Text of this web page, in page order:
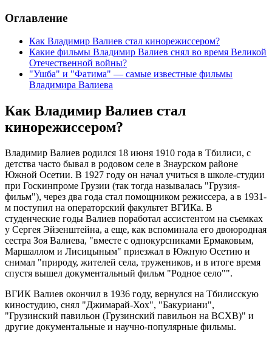
Оглавление
Как Владимир Валиев стал кинорежиссером?
Какие фильмы Владимир Валиев снял во время Великой
Отечественной войны?
"Ушба" и "Фатима" — самые известные фильмы
Владимира Валиева
Как Владимир Валиев стал
кинорежиссером?
Владимир Валиев родился 18 июня 1910 года в Тбилиси, с
детства часто бывал в родовом селе в Знаурском районе
Южной Осетии. В 1927 году он начал учиться в школе-студии
при Госкинпроме Грузии (так тогда называлась "Грузия-
фильм"), через два года стал помощником режиссера, а в 1931-
м поступил на операторский факультет ВГИКа. В
студенческие годы Валиев поработал ассистентом на съемках
у Сергея Эйзенштейна, а еще, как вспоминала его двоюродная
сестра Зоя Валиева, "вместе с однокурсниками Ермаковым,
Маршаллом и Лисицыным" приезжал в Южную Осетию и
снимал "природу, жителей села, тружеников, и в итоге время
спустя вышел документальный фильм "Родное село"".
ВГИК Валиев окончил в 1936 году, вернулся на Тбилисскую
киностудию, снял "Джимарай-Хох", "Бакуриани",
"Грузинский павильон (Грузинский павильон на ВСХВ)" и
другие документальные и научно-популярные фильмы.